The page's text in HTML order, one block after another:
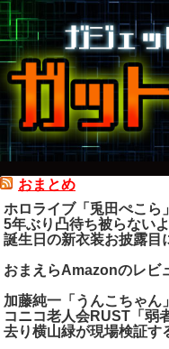
おまとめ
ホロライブ「兎田ぺこら
5年ぶり凸待ち被らない
誕生日の新衣装お披露目
おまえらAmazonのレビ
加藤純一「うんこちゃん
コニコ老人会RUST「弱
去り横山緑が現場検証す